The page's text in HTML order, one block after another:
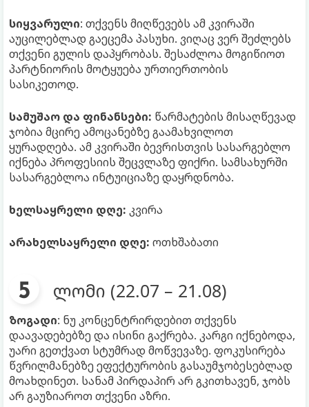
სიყვარული: თქვენს მიღწევებს ამ კვირაში
აუცილებლად გაეცემა პასუხი. ვიღაც ვერ შეძლებს
თქვენი გულის დაპყრობას. შესაძლოა მოგიწიოთ
პარტნიორის მოტყუება ურთიერთობის
სასიკეთოდ.
სამუშაო და ფინანსები: წარმატების მისაღწევად
ჯობია მცირე ამოცანებზე გაამახვილოთ
ყურადღება. ამ კვირაში ბევრისთვის სასარგებლო
იქნება პროფესიის შეცვლაზე ფიქრი. სამსახურში
სასარგებლოა ინტუიციაზე დაყრდნობა.
ხელსაყრელი დღე: კვირა
არახელსაყრელი დღე: ოთხშაბათი
ლომი (22.07 – 21.08)
ზოგადი: ნუ კონცენტრირდებით თქვენს
დაავადებებზე და ისინი გაქრება. კარგი იქნებოდა,
უარი გეთქვათ სტუმრად მოწვევაზე. ფოკუსირება
წვრილმანებზე ეფექტურობის გასაუმჯობესებლად
მოახდინეთ. სანამ პირდაპირ არ გკითხავენ, ჯობს
არ გაუზიაროთ თქვენი აზრი.